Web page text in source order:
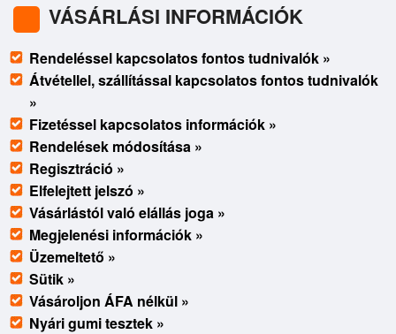
VÁSÁRLÁSI INFORMÁCIÓK
Rendeléssel kapcsolatos fontos tudnivalók »
Átvétellel, szállítással kapcsolatos fontos tudnivalók
»
Fizetéssel kapcsolatos információk »
Rendelések módosítása »
Regisztráció »
Elfelejtett jelszó »
Vásárlástól való elállás joga »
Megjelenési információk »
Üzemeltető »
Sütik »
Vásároljon ÁFA nélkül »
Nyári gumi tesztek »